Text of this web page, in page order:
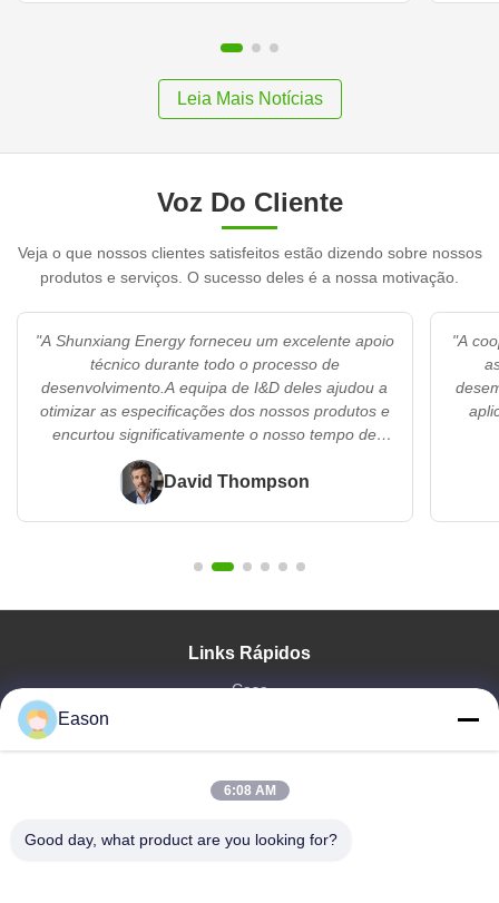
Leia Mais Notícias
Voz Do Cliente
Veja o que nossos clientes satisfeitos estão dizendo sobre nossos
produtos e serviços. O sucesso deles é a nossa motivação.
"A Shunxiang Energy forneceu um excelente apoio
técnico durante todo o processo de
desenvolvimento.A equipa de I&D deles ajudou a
otimizar as especificações dos nossos produtos e
encurtou significativamente o nosso tempo de
David Thompson
"A
Links Rápidos
Casa
Vídeos
Fábrica
Controle De Qualidade
Eason
6:08 AM
Good day, what product are you looking for?